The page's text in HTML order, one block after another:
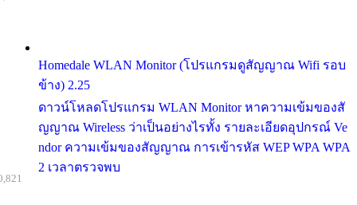
Homedale WLAN Monitor (โปรแกรมดูสัญญาณ Wifi รอบ
ข้าง) 2.25
ดาวน์โหลดโปรแกรม WLAN Monitor หาความเข้มของสั
ญญาณ Wireless ว่าเป็นอย่างไรทั้ง รายละเอียดอุปกรณ์ Ve
ndor ความเข้มของสัญญาณ การเข้ารหัส WEP WPA WPA
2 เวลาตรวจพบ